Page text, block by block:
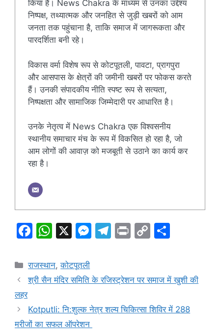
किया है। News Chakra के माध्यम से उनका उद्देश्य
निष्पक्ष, तथ्यात्मक और जनहित से जुड़ी खबरों को आम
जनता तक पहुंचाना है, ताकि समाज में जागरूकता और
पारदर्शिता बनी रहे।
विकास वर्मा विशेष रूप से कोटपूतली, पावटा, प्रागपुरा
और आसपास के क्षेत्रों की जमीनी खबरों पर फोकस करते
हैं। उनकी संपादकीय नीति स्पष्ट रूप से सत्यता,
निष्पक्षता और सामाजिक जिम्मेदारी पर आधारित है।
उनके नेतृत्व में News Chakra एक विश्वसनीय
स्थानीय समाचार मंच के रूप में विकसित हो रहा है, जो
आम लोगों की आवाज़ को मजबूती से उठाने का कार्य कर
रहा है।
F
c
e
o
o
W
at
s
p
p
X
M
s
n
g
T
gr
m
Pr C
y
n
e
Categories
राजस्थान,कोटपूतली
श्री सैन मंदिर समिति के रजिस्ट्रेशन पर समाज में खुशी की
लहर
Kotputli: नि:शुल्क नेत्र शल्य चिकित्सा शिविर में 288
मरीजों का सफल ऑपरेशन